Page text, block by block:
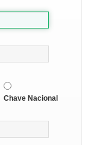
Chave Nacional